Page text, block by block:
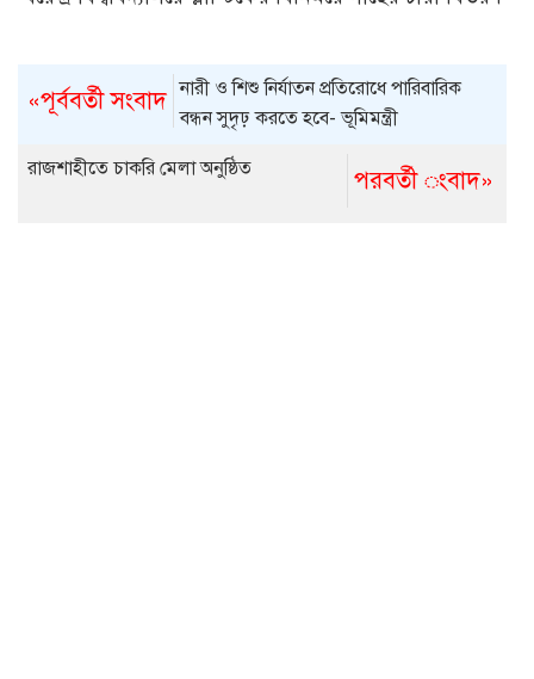
«পূর্ববর্তী সংবাদ নারী ও শিশু নির্যাতন প্রতিরোধে পারিবারিক
বন্ধন সুদৃঢ় করতে হবে- ভূমিমন্ত্রী
পরবর্তী ংবাদ»
রাজশাহীতে চাকরি মেলা অনুষ্ঠিত